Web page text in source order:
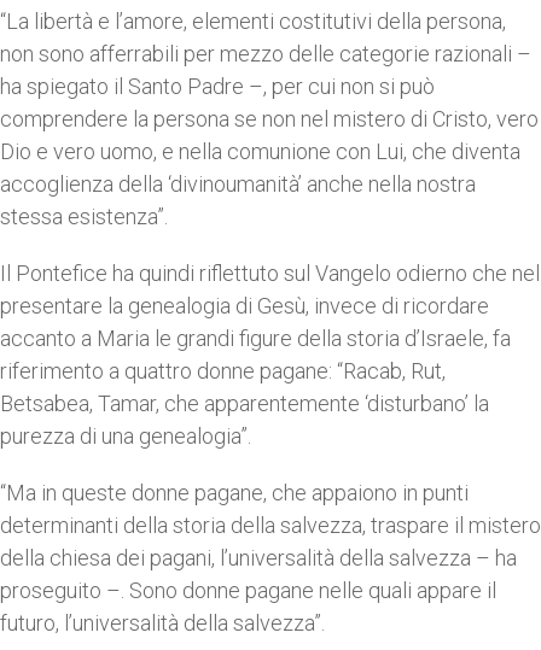
“La libertà e l’amore, elementi costitutivi della persona,
non sono afferrabili per mezzo delle categorie razionali –
ha spiegato il Santo Padre –, per cui non si può
comprendere la persona se non nel mistero di Cristo, vero
Dio e vero uomo, e nella comunione con Lui, che diventa
accoglienza della ‘divinoumanità’ anche nella nostra
stessa esistenza”.
Il Pontefice ha quindi riflettuto sul Vangelo odierno che nel
presentare la genealogia di Gesù, invece di ricordare
accanto a Maria le grandi figure della storia d’Israele, fa
riferimento a quattro donne pagane: “Racab, Rut,
Betsabea, Tamar, che apparentemente ‘disturbano’ la
purezza di una genealogia”.
“Ma in queste donne pagane, che appaiono in punti
determinanti della storia della salvezza, traspare il mistero
della chiesa dei pagani, l’universalità della salvezza – ha
proseguito –. Sono donne pagane nelle quali appare il
futuro, l’universalità della salvezza”.